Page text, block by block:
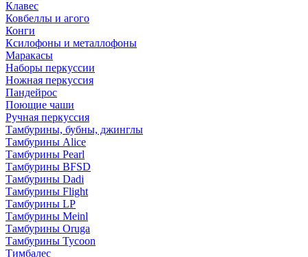
Клавес
Ковбеллы и агого
Конги
Ксилофоны и металлофоны
Маракасы
Наборы перкуссии
Ножная перкуссия
Пандейрос
Поющие чаши
Ручная перкуссия
Тамбурины, бубны, джинглы
Тамбурины Alice
Тамбурины Pearl
Тамбурины BFSD
Тамбурины Dadi
Тамбурины Flight
Тамбурины LP
Тамбурины Meinl
Тамбурины Oruga
Тамбурины Tycoon
Тимбалес